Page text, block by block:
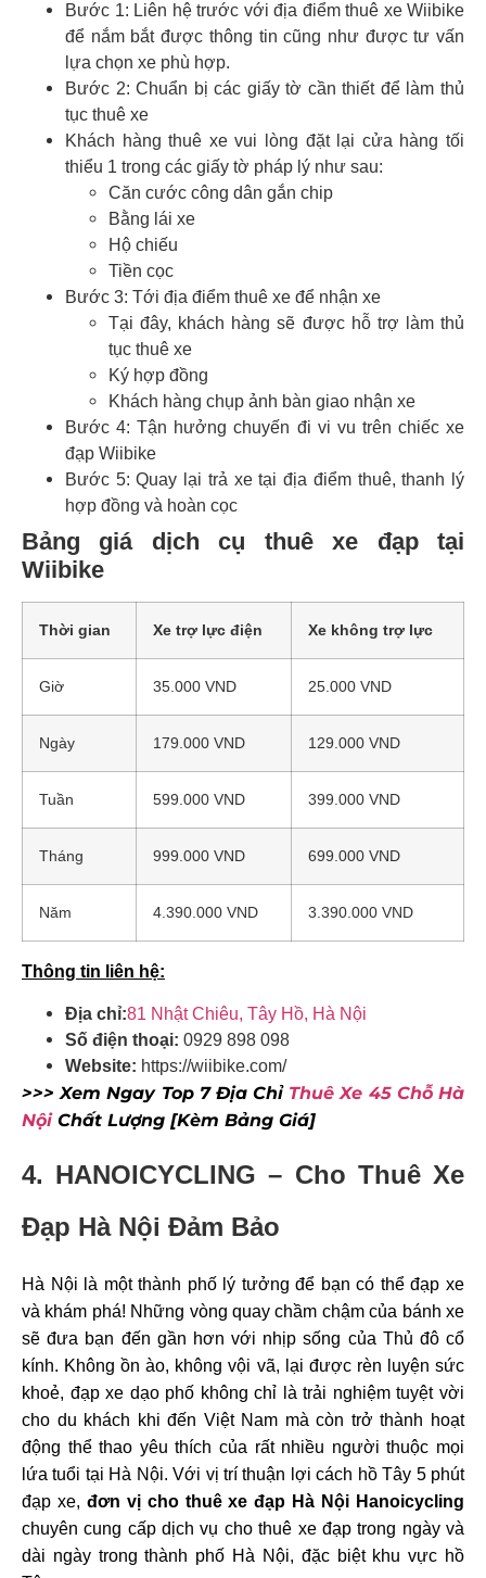
Bước 1: Liên hệ trước với địa điểm thuê xe Wiibike
để nắm bắt được thông tin cũng như được tư vấn
lựa chọn xe phù hợp.
Bước 2: Chuẩn bị các giấy tờ cần thiết để làm thủ
tục thuê xe
Khách hàng thuê xe vui lòng đặt lại cửa hàng tối
thiểu 1 trong các giấy tờ pháp lý như sau:
Căn cước công dân gắn chip
Bằng lái xe
Hộ chiếu
Tiền cọc
Bước 3: Tới địa điểm thuê xe để nhận xe
Tại đây, khách hàng sẽ được hỗ trợ làm thủ
tục thuê xe
Ký hợp đồng
Khách hàng chụp ảnh bàn giao nhận xe
Bước 4: Tận hưởng chuyến đi vi vu trên chiếc xe
đạp Wiibike
Bước 5: Quay lại trả xe tại địa điểm thuê, thanh lý
hợp đồng và hoàn cọc
Bảng giá dịch cụ thuê xe đạp tại
Wiibike
Thời gian Xe trợ lực điện Xe không trợ lực
Giờ 35.000 VND 25.000 VND
Ngày 179.000 VND 129.000 VND
Tuần 599.000 VND 399.000 VND
Tháng 999.000 VND 699.000 VND
Năm 4.390.000 VND 3.390.000 VND
Thông tin liên hệ:
Địa chỉ:81 Nhật Chiêu, Tây Hồ, Hà Nội
Số điện thoại: 0929 898 098
Website: https://wiibike.com/
>>> Xem Ngay Top 7 Địa Chỉ Thuê Xe 45 Chỗ Hà
NộiChất Lượng [Kèm Bảng Giá]
4. HANOICYCLING – Cho Thuê Xe
Đạp Hà Nội Đảm Bảo
Hà Nội là một thành phố lý tưởng để bạn có thể đạp xe
và khám phá! Những vòng quay chầm chậm của bánh xe
sẽ đưa bạn đến gần hơn với nhịp sống của Thủ đô cổ
kính. Không ồn ào, không vội vã, lại được rèn luyện sức
khoẻ, đạp xe dạo phố không chỉ là trải nghiệm tuyệt vời
cho du khách khi đến Việt Nam mà còn trở thành hoạt
động thể thao yêu thích của rất nhiều người thuộc mọi
lứa tuổi tại Hà Nội. Với vị trí thuận lợi cách hồ Tây 5 phút
đạp xe, đơn vị cho thuê xe đạp Hà Nội Hanoicycling
chuyên cung cấp dịch vụ cho thuê xe đạp trong ngày và
dài ngày trong thành phố Hà Nội, đặc biệt khu vực hồ